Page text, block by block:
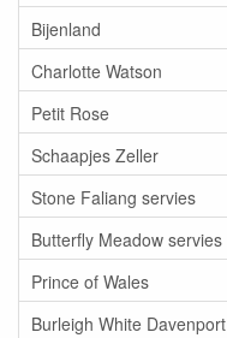
Bijenland
Charlotte Watson
Petit Rose
Schaapjes Zeller
Stone Faliang servies
Butterfly Meadow servies
Prince of Wales
Burleigh White Davenport